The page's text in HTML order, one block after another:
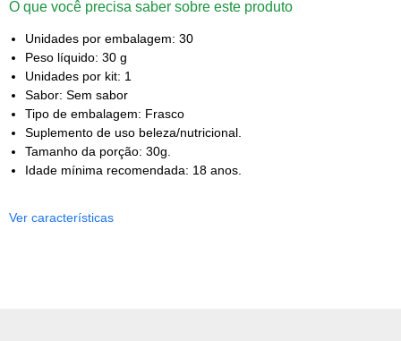
O que você precisa saber sobre este produto
Unidades por embalagem: 30
Peso líquido: 30 g
Unidades por kit: 1
Sabor: Sem sabor
Tipo de embalagem: Frasco
Suplemento de uso beleza/nutricional.
Tamanho da porção: 30g.
Idade mínima recomendada: 18 anos.
Ver características